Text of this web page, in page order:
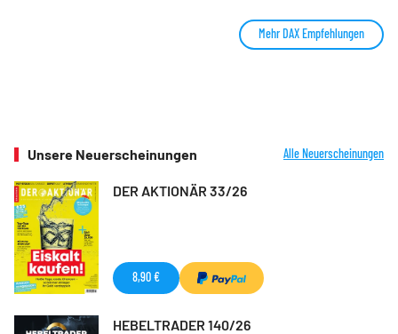
Mehr DAX Empfehlungen
Unsere Neuerscheinungen Alle Neuerscheinungen
DER AKTIONÄR 33/26
8,90 €
HEBELTRADER 140/26